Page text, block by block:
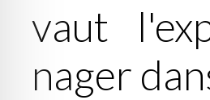
vaut
nager